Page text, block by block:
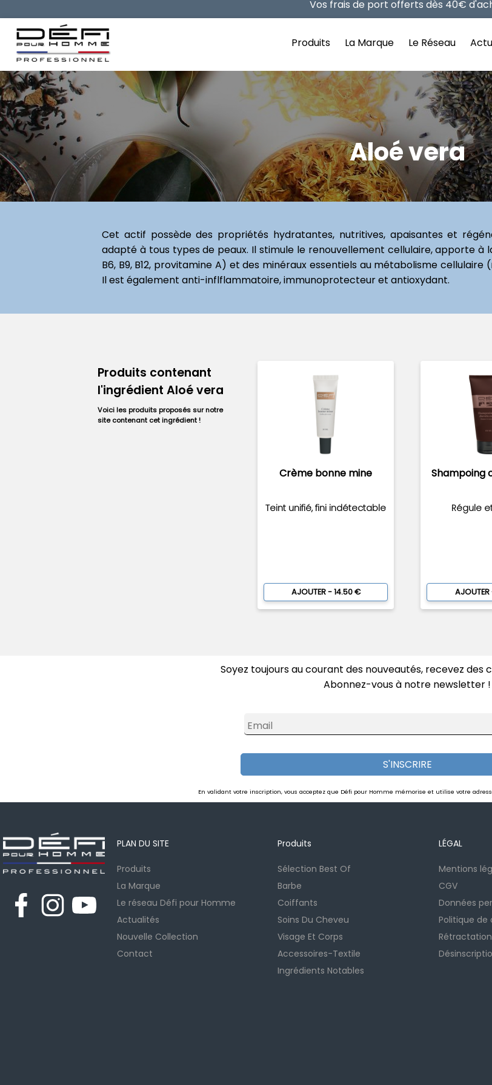
Retrouvez la sélection des Best Of
Produits
La Marque Le Réseau
Aloé vera
Cet actif possède des propriétés hydratantes, nutritives, apaisantes et
adapté à tous types de peaux. Il stimule le renouvellement cellulaire, apporte à
B6, B9, B12, provitamine A) et des minéraux essentiels au métabolisme cellulaire
Il est également anti-inflflammatoire, immunoprotecteur et antioxydant.
Produits contenant
l'ingrédient Aloé vera
Voici les produits proposés sur notre
site contenant cet ingrédient !
Crème bonne mine
Teint unifié, fini indétectable
AJOUTER - 14.50 €
Shampoing
Régule
Soyez toujours au courant des nouveautés, recevez des
Abonnez-vous à notre newsletter !
Email
S'INSCRIRE
En validant votre inscription, vous acceptez que Défi pour Homme mémorise et utilise votre
PLAN DU SITE
Produits
La Marque
Le réseau Défi pour Homme
Actualités
Nouvelle Collection
Contact
Produits
Sélection Best Of
Barbe
Coiffants
Soins Du Cheveu
Visage Et Corps
Accessoires-Textile
Ingrédients Notables
LÉGAL
Mentions
CGV
Données
Politique de
Rétractation